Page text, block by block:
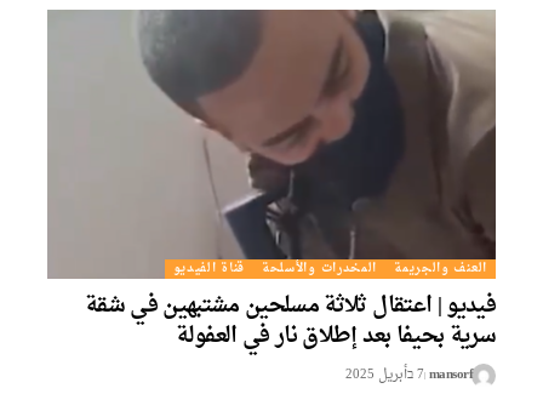
العنف والجريمة المخدرات والأسلحة قناة الفيديو
فيديو | اعتقال ثلاثة مسلحين مشتبهين في شقة
سرية بحيفا بعد إطلاق نار في العفولة
mansorf 7 בأبريل 2025